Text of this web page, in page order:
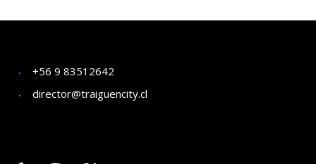
+56 9 83512642
director@traiguencity.cl